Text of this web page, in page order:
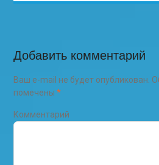
Добавить комментарий
Ваш e-mail не будет опубликован.
помечены *
Комментарий